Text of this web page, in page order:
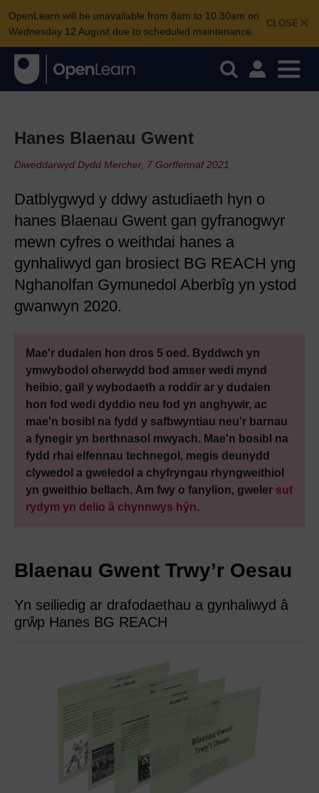
CLOSE
OpenLearn will be unavailable from 8am to 10.30am on
Wednesday 12 August due to scheduled maintenance.
Hanes Blaenau Gwent
Diweddarwyd Dydd Mercher, 7 Gorffennaf 2021
Datblygwyd y ddwy astudiaeth hyn o
hanes Blaenau Gwent gan gyfranogwyr
mewn cyfres o weithdai hanes a
gynhaliwyd gan brosiect BG REACH yng
Nghanolfan Gymunedol Aberbîg yn ystod
gwanwyn 2020.
Mae'r dudalen hon dros 5 oed. Byddwch yn
ymwybodol oherwydd bod amser wedi mynd
heibio, gall y wybodaeth a roddir ar y dudalen
hon fod wedi dyddio neu fod yn anghywir, ac
mae'n bosibl na fydd y safbwyntiau neu'r barnau
a fynegir yn berthnasol mwyach. Mae'n bosibl na
fydd rhai elfennau technegol, megis deunydd
clywedol a gweledol a chyfryngau rhyngweithiol
yn gweithio bellach. Am fwy o fanylion, gweler sut
rydym yn delio â chynnwys hŷn.
Blaenau Gwent Trwy’r Oesau
Yn seiliedig ar drafodaethau a gynhaliwyd â
grŵp Hanes BG REACH